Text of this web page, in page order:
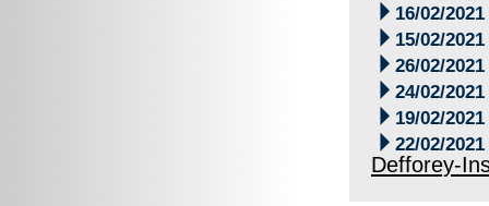
 16/02/2021
 15/02/2021
 26/02/2021
 24/02/2021
 19/02/2021
 22/02/2021
Defforey-